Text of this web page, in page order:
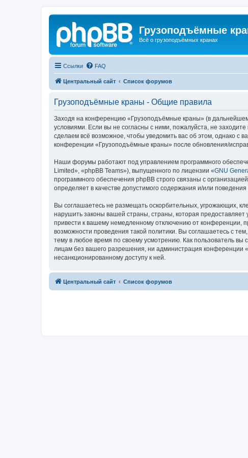
Грузоподъёмные
Всё о грузоподъёмных кранах
Ссылки FAQ
Центральный сайт Список форумов
Грузоподъёмные краны - Общие правила
Заходя на конференцию «Грузоподъёмные краны» (в
условиями. Если вы не согласны с ними, пожалуйста, не
сделаем всё возможное, чтобы уведомить вас об этом, однако с
конференции «Грузоподъёмные краны» после обновления/
Наши форумы работают под управлением программного
Limited», «phpBB Teams»), выпущенного по лицензии «GNU
программного обеспечения phpBB строго связаны с
определяет в качестве допустимого содержания и/или
Вы соглашаетесь не размещать оскорбительных, угрожающих,
нарушить законы вашей страны, страны, которая
привести к вашему немедленному отключению от конференции,
возможности проведения такой политики. Вы соглашаетесь с
тему в любое время по своему усмотрению. Как пользователь
лицам без вашего разрешения, ни администрация конференции
несанкционированному доступу к ней.
Центральный сайт Список форумов